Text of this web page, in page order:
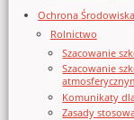
Ochrona Środowiska
Rolnictwo
Szacowanie
Szacowanie
Komunikaty
Zasady